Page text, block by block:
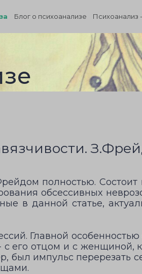
Блог о психоанализе Психоанализ
полностью. Состоит
обсессивных
в данной статье,
Главной
его отцом и с женщиной,
был импульс перерезать